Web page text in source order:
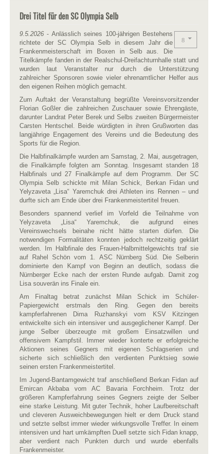
Drei Titel für den SC Olympia Selb
9.5.2026 - Anlässlich seines 100-jährigen Bestehens
richtete der SC Olympia Selb in diesem Jahr die
Frankenmeisterschaft im Boxen in Selb aus. Die
Titelkämpfe fanden in der Realschul-Dreifachturnhalle statt und
wurden laut Veranstalter nur durch die Unterstützung
zahlreicher Sponsoren sowie vieler ehrenamtlicher Helfer aus
den eigenen Reihen möglich gemacht.
Zum Auftakt der Veranstaltung begrüßte Vereinsvorsitzender
Florian Goßler die zahlreichen Zuschauer sowie Ehrengäste,
darunter Landrat Peter Berek und Selbs zweiten Bürgermeister
Carsten Hentschel. Beide würdigten in ihren Grußworten das
langjährige Engagement des Vereins und die Bedeutung des
Sports für die Region.
Die Halbfinalkämpfe wurden am Samstag, 2. Mai, ausgetragen,
die Finalkämpfe folgten am Sonntag. Insgesamt standen 18
Halbfinals und 27 Finalkämpfe auf dem Programm. Der SC
Olympia Selb schickte mit Milan Schick, Berkan Fidan und
Yelyzaveta „Lisa“ Yaremchuk drei Athleten ins Rennen – und
durfte sich am Ende über drei Frankenmeistertitel freuen.
Besonders spannend verlief im Vorfeld die Teilnahme von
Yelyzaveta „Lisa“ Yaremchuk, die aufgrund eines
Vereinswechsels beinahe nicht hätte starten dürfen. Die
notwendigen Formalitäten konnten jedoch rechtzeitig geklärt
werden. Im Halbfinale des Frauen-Halbmittelgewichts traf sie
auf Rahel Schön vom 1. ASC Nürnberg Süd. Die Selberin
dominierte den Kampf von Beginn an deutlich, sodass die
Nürnberger Ecke nach der ersten Runde aufgab. Damit zog
Lisa souverän ins Finale ein.
Am Finaltag betrat zunächst Milan Schick im Schüler-
Papiergewicht erstmals den Ring. Gegen den bereits
kampferfahrenen Dima Ruzhanskyi vom KSV Kitzingen
entwickelte sich ein intensiver und ausgeglichener Kampf. Der
junge Selber überzeugte mit großem Einsatzwillen und
offensivem Kampfstil. Immer wieder konterte er erfolgreiche
Aktionen seines Gegners mit eigenen Schlagserien und
sicherte sich schließlich den verdienten Punktsieg sowie
seinen ersten Frankenmeistertitel.
Im Jugend-Bantamgewicht traf anschließend Berkan Fidan auf
Emircan Akbaba vom AC Bavaria Forchheim. Trotz der
größeren Kampferfahrung seines Gegners zeigte der Selber
eine starke Leistung. Mit guter Technik, hoher Laufbereitschaft
und cleveren Ausweichbewegungen hielt er dem Druck stand
und setzte selbst immer wieder wirkungsvolle Treffer. In einem
intensiven und hart umkämpften Duell setzte sich Fidan knapp,
aber verdient nach Punkten durch und wurde ebenfalls
Frankenmeister.